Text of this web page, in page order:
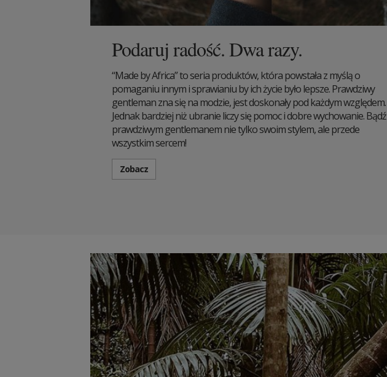
Podaruj radość. Dwa razy.
“Made by Africa” to seria produktów, która powstała z myślą o
pomaganiu innym i sprawianiu by ich życie było lepsze. Prawdziwy
gentleman zna się na modzie, jest doskonały pod każdym względem.
Jednak bardziej niż ubranie liczy się pomoc i dobre wychowanie. Bądź
prawdziwym gentlemanem nie tylko swoim stylem, ale przede
wszystkim sercem!
Zobacz